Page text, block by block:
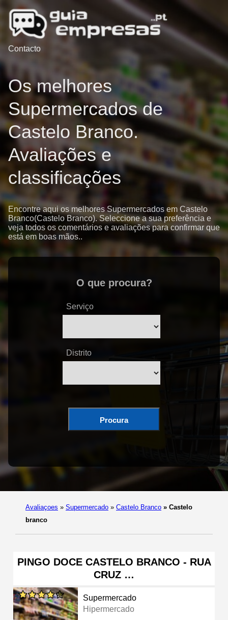
Contacto
Os melhores
Supermercados de
Castelo Branco.
Avaliações e
classificações
Encontre aqui os melhores Supermercados em Castelo
Branco(Castelo Branco). Seleccione a sua preferência e
veja todos os comentários e avaliações para confirmar que
está em boas mãos..
O que procura?
Serviço
Distrito
Procura
Avaliaçoes » Supermercado » Castelo Branco » Castelo
branco
PINGO DOCE CASTELO BRANCO - RUA
CRUZ …
Supermercado
Hipermercado